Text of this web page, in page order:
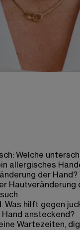
Welche
allergisches
der
Hautveränderung
Was hilft gegen
ansteckend?
Wartezeiten,